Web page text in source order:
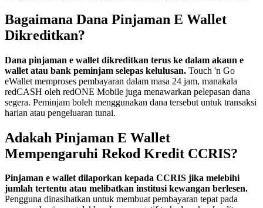
Bagaimana Dana Pinjaman E Wallet
Dikreditkan?
Dana pinjaman e wallet dikreditkan terus ke dalam akaun e
wallet atau bank peminjam selepas kelulusan. Touch 'n Go
eWallet memproses pembayaran dalam masa 24 jam, manakala
redCASH oleh redONE Mobile juga menawarkan pelepasan dana
segera. Peminjam boleh menggunakan dana tersebut untuk transaksi
harian atau pengeluaran tunai.
Adakah Pinjaman E Wallet
Mempengaruhi Rekod Kredit CCRIS?
Pinjaman e wallet dilaporkan kepada CCRIS jika melebihi
jumlah tertentu atau melibatkan institusi kewangan berlesen.
Pengguna dinasihatkan untuk membuat pembayaran tepat pada